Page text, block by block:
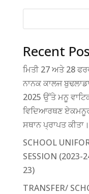
Recent
ਮਿਤੀ 27 ਅਤੇ 28
ਨਾਨਕ ਕਾਲਜ
2025 ਉੱਤੇ ਮਨੂ
ਵਿਦਿਆਰਥਣ
ਸਥਾਨ ਪ੍ਰਾਪਤ ਕੀਤਾ।
SCHOOL
SESSION (2023-
23)
TRANSFER/